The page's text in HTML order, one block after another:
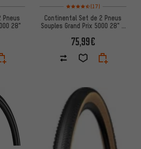
4,5 sur 5 d'après 22 avis
28"
Note moyenne : 4,5 sur 5
(17)
Continental Set de 2 Pneus
Souples Grand Prix 5000 28" +
75,99€